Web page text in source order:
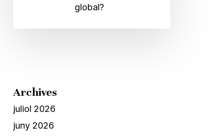
global?
Archives
juliol 2026
juny 2026